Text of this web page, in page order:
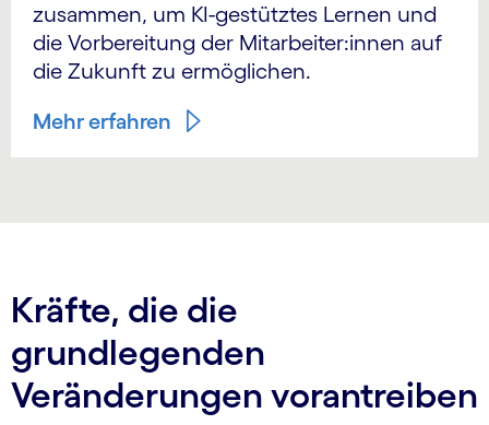
zusammen, um KI-gestütztes Lernen und
die Vorbereitung der Mitarbeiter:innen auf
die Zukunft zu ermöglichen.
Mehr erfahren
Kräfte, die die
grundlegenden
Veränderungen vorantreiben